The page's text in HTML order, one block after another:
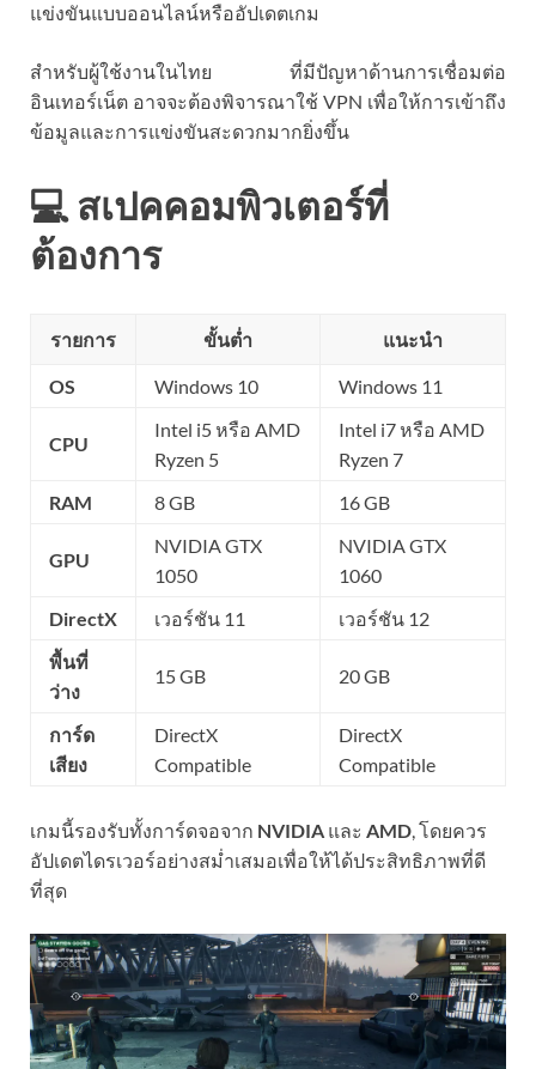
แข่งขันแบบออนไลน์หรืออัปเดตเกม
สำหรับผู้ใช้งานในไทย ที่มีปัญหาด้านการเชื่อมต่อ
อินเทอร์เน็ต อาจจะต้องพิจารณาใช้ VPN เพื่อให้การเข้าถึง
ข้อมูลและการแข่งขันสะดวกมากยิ่งขึ้น
💻 สเปคคอมพิวเตอร์ที่
ต้องการ
รายการ ขั้นต่ำ แนะนำ
OS Windows 10 Windows 11
CPU
Intel i5 หรือ AMD
Ryzen 5
Intel i7 หรือ AMD
Ryzen 7
RAM
8 GB 16 GB
GPU
NVIDIA GTX
1050
NVIDIA GTX
1060
DirectX
เวอร์ชัน 11
เวอร์ชัน 12
พื้นที่
ว่าง
15 GB 20 GB
การ์ด
เสียง
DirectX
Compatible
DirectX
Compatible
เกมนี้รองรับทั้งการ์ดจอจาก NVIDIA และ AMD, โดยควร
อัปเดตไดรเวอร์อย่างสม่ำเสมอเพื่อให้ได้ประสิทธิภาพที่ดี
ที่สุด